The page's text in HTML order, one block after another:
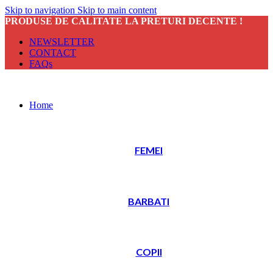
Skip to navigation Skip to main content
PRODUSE DE CALITATE LA PRETURI DECENTE !
NEWSLETTER
CONTACT
FAQs
Home
FEMEI
BARBATI
COPII